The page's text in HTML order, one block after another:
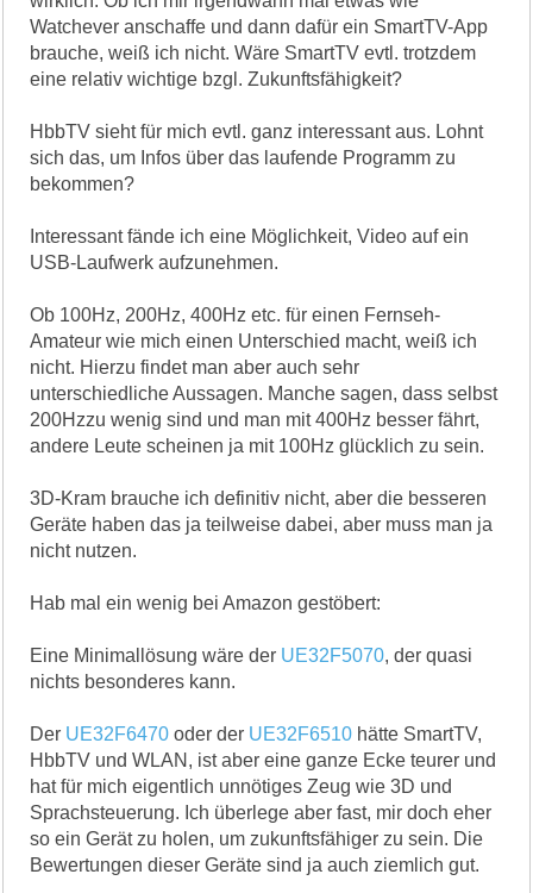
Watchever anschaffe und dann dafür ein SmartTV-App
brauche, weiß ich nicht. Wäre SmartTV evtl. trotzdem
eine relativ wichtige bzgl. Zukunftsfähigkeit?
HbbTV sieht für mich evtl. ganz interessant aus. Lohnt
sich das, um Infos über das laufende Programm zu
bekommen?
Interessant fände ich eine Möglichkeit, Video auf ein
USB-Laufwerk aufzunehmen.
Ob 100Hz, 200Hz, 400Hz etc. für einen Fernseh-
Amateur wie mich einen Unterschied macht, weiß ich
nicht. Hierzu findet man aber auch sehr
unterschiedliche Aussagen. Manche sagen, dass selbst
200Hzzu wenig sind und man mit 400Hz besser fährt,
andere Leute scheinen ja mit 100Hz glücklich zu sein.
3D-Kram brauche ich definitiv nicht, aber die besseren
Geräte haben das ja teilweise dabei, aber muss man ja
nicht nutzen.
Hab mal ein wenig bei Amazon gestöbert:
Eine Minimallösung wäre der UE32F5070, der quasi
nichts besonderes kann.
Der UE32F6470 oder der UE32F6510 hätte SmartTV,
HbbTV und WLAN, ist aber eine ganze Ecke teurer und
hat für mich eigentlich unnötiges Zeug wie 3D und
Sprachsteuerung. Ich überlege aber fast, mir doch eher
so ein Gerät zu holen, um zukunftsfähiger zu sein. Die
Bewertungen dieser Geräte sind ja auch ziemlich gut.